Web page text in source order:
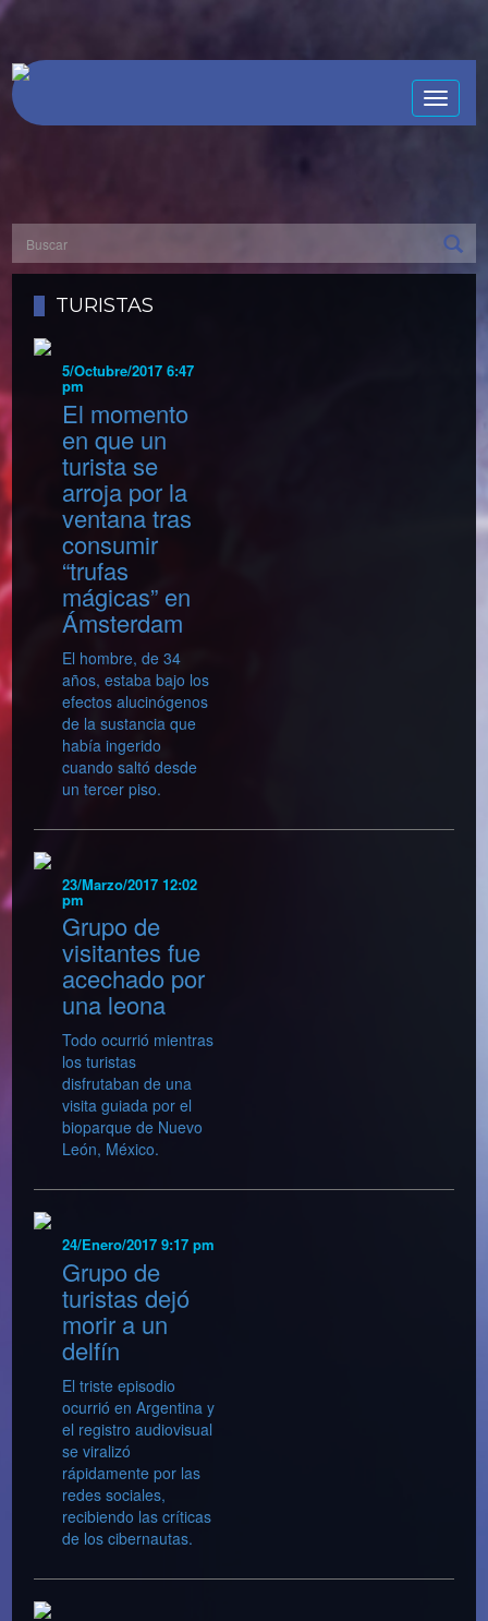
Toggle
TURISTAS
5/Octubre/2017 6:47
pm
El momento
en que un
turista se
arroja por la
ventana tras
consumir
“trufas
mágicas” en
Ámsterdam
El hombre, de 34
años, estaba bajo los
efectos alucinógenos
de la sustancia que
había ingerido
cuando saltó desde
un tercer piso.
23/Marzo/2017 12:02
pm
Grupo de
visitantes fue
acechado por
una leona
Todo ocurrió mientras
los turistas
disfrutaban de una
visita guiada por el
bioparque de Nuevo
León, México.
24/Enero/2017 9:17 pm
Grupo de
turistas dejó
morir a un
delfín
El triste episodio
ocurrió en Argentina y
el registro audiovisual
se viralizó
rápidamente por las
redes sociales,
recibiendo las críticas
de los cibernautas.